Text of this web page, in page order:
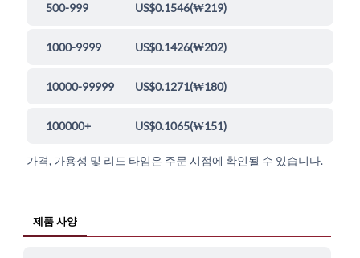
500-999 US$0.1546(₩219)
1000-9999 US$0.1426(₩202)
10000-99999 US$0.1271(₩180)
100000+ US$0.1065(₩151)
가격, 가용성 및 리드 타임은 주문 시점에 확인될 수 있습니다.
제품 사양